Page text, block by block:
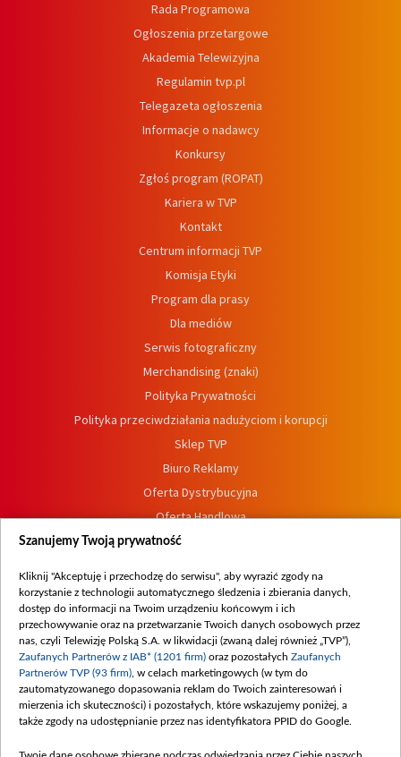
Rada Programowa
Ogłoszenia przetargowe
Akademia Telewizyjna
Regulamin tvp.pl
Telegazeta ogłoszenia
Informacje o nadawcy
Konkursy
Zgłoś program (ROPAT)
Kariera w TVP
Kontakt
Centrum informacji TVP
Komisja Etyki
Program dla prasy
Dla mediów
Serwis fotograficzny
Merchandising (znaki)
Polityka Prywatności
Polityka przeciwdziałania nadużyciom i korupcji
Sklep TVP
Biuro Reklamy
Oferta Dystrybucyjna
Oferta Handlowa
Dostępność
Procedura zgłoszeń wewnętrznych
Szanujemy Twoją prywatność
Kliknij "Akceptuję i przechodzę do serwisu", aby wyrazić zgody na
korzystanie z technologii automatycznego śledzenia i zbierania danych,
dostęp do informacji na Twoim urządzeniu końcowym i ich
przechowywanie oraz na przetwarzanie Twoich danych osobowych przez
nas, czyli Telewizję Polską S.A. w likwidacji (zwaną dalej również „TVP”),
Zaufanych Partnerów z IAB* (1201 firm) oraz pozostałych Zaufanych
Partnerów TVP (93 firm) , w celach marketingowych (w tym do
zautomatyzowanego dopasowania reklam do Twoich zainteresowań i
mierzenia ich skuteczności) i pozostałych, które wskazujemy poniżej, a
także zgody na udostępnianie przez nas identyfikatora PPID do Google.